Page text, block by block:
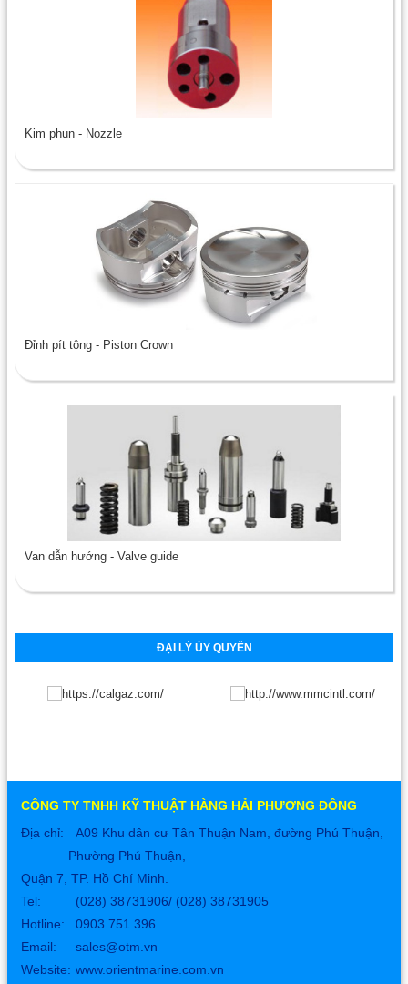
Kim phun - Nozzle
Đỉnh pít tông - Piston Crown
Van dẫn hướng - Valve guide
ĐẠI LÝ ỦY QUYỀN
CÔNG TY TNHH KỸ THUẬT HÀNG HẢI PHƯƠNG ĐÔNG
Địa chỉ:
A09 Khu dân cư Tân Thuận Nam, đường Phú Thuận,
Phường Phú Thuận,
Quận 7, TP. Hồ Chí Minh.
Tel:
(028) 38731906/ (028) 38731905
Hotline: 0903.751.396
Email:
sales@otm.vn
Website: www.orientmarine.com.vn